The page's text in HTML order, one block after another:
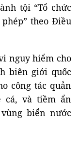
tội “Tổ chức
theo Điều
nguy hiểm cho
biên giới quốc
công tác quản
cá, và tiềm ẩn
biển nước